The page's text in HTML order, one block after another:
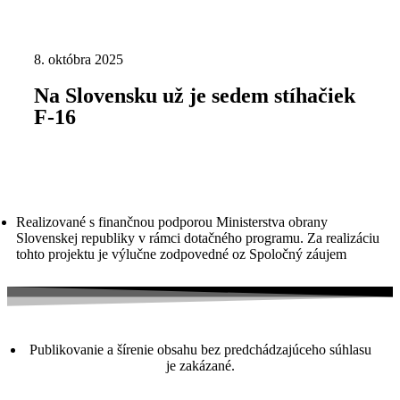
8. októbra 2025
Na Slovensku už je sedem stíhačiek
F-16
Realizované s finančnou podporou Ministerstva obrany
Slovenskej republiky v rámci dotačného programu. Za realizáciu
tohto projektu je výlučne zodpovedné oz Spoločný záujem
Publikovanie a šírenie obsahu bez predchádzajúceho súhlasu
je zakázané.